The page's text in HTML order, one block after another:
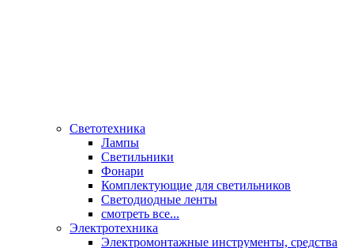
Светотехника
Лампы
Светильники
Фонари
Комплектующие для светильников
Светодиодные ленты
смотреть все...
Электротехника
Электромонтажные инструменты, средства